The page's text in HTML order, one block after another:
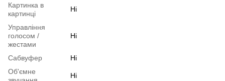
Картинка в
картинці
Ні
Управління
голосом /
жестами
Ні
Сабвуфер
Ні
Об'ємне
Ні